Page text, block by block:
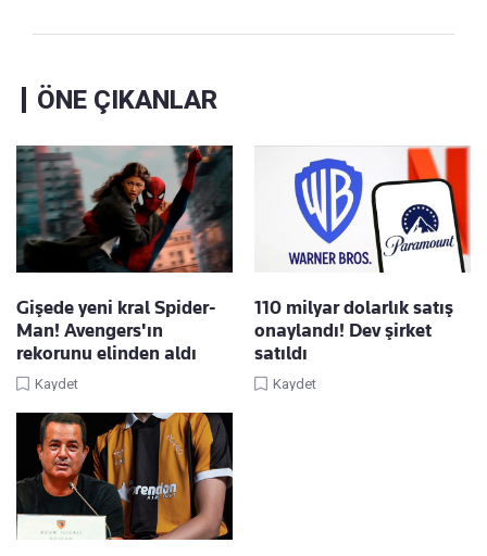
ÖNE ÇIKANLAR
Gişede yeni kral Spider-
Man! Avengers'ın
rekorunu elinden aldı
Kaydet
110 milyar dolarlık satış
onaylandı! Dev şirket
satıldı
Kaydet